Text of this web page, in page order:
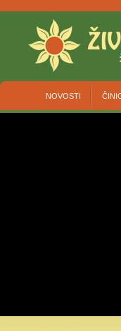
NOVOSTI